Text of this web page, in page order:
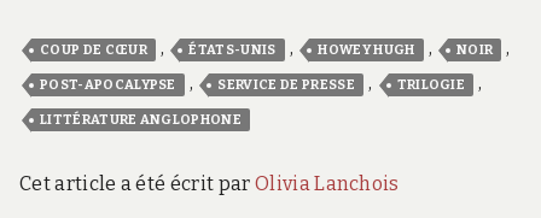
COUP DE CŒUR , ÉTATS-UNIS , HOWEY HUGH , NOIR ,
POST-APOCALYPSE , SERVICE DE PRESSE , TRILOGIE ,
LITTÉRATURE ANGLOPHONE
Cet article a été écrit par Olivia Lanchois